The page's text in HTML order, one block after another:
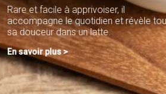
et facile à apprivoiser, il
accompagne le quotidien et révèle toute
sa douceur dans un latte.
savoir plus